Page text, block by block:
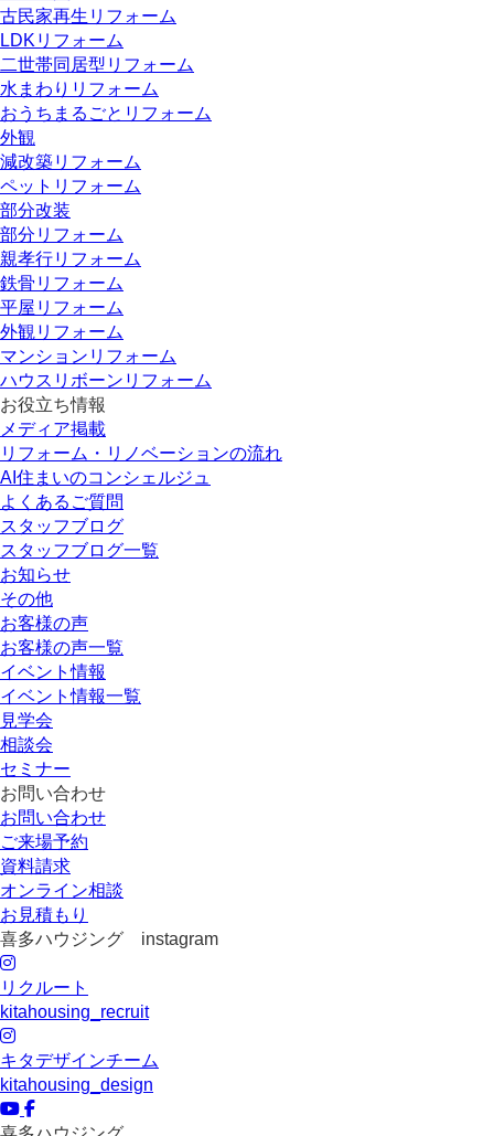
古民家再生リフォーム
LDKリフォーム
二世帯同居型リフォーム
水まわりリフォーム
おうちまるごとリフォーム
外観
減改築リフォーム
ペットリフォーム
部分改装
部分リフォーム
親孝行リフォーム
鉄骨リフォーム
平屋リフォーム
外観リフォーム
マンションリフォーム
ハウスリボーンリフォーム
お役立ち情報
メディア掲載
リフォーム・リノベーションの流れ
AI住まいのコンシェルジュ
よくあるご質問
スタッフブログ
スタッフブログ一覧
お知らせ
その他
お客様の声
お客様の声一覧
イベント情報
イベント情報一覧
見学会
相談会
セミナー
お問い合わせ
お問い合わせ
ご来場予約
資料請求
オンライン相談
お見積もり
喜多ハウジング instagram
リクルート
kitahousing_recruit
キタデザインチーム
kitahousing_design